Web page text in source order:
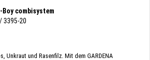
Boy combisystem
3395-20
Unkraut und Rasenfilz. Mit dem GARDENA